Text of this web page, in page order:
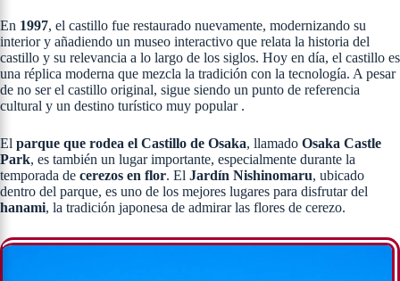
En 1997, el castillo fue restaurado nuevamente, modernizando su
interior y añadiendo un museo interactivo que relata la historia del
castillo y su relevancia a lo largo de los siglos. Hoy en día, el castillo es
una réplica moderna que mezcla la tradición con la tecnología. A pesar
de no ser el castillo original, sigue siendo un punto de referencia
cultural y un destino turístico muy popular .
El parque que rodea el Castillo de Osaka, llamado Osaka Castle
Park, es también un lugar importante, especialmente durante la
temporada de cerezos en flor. El Jardín Nishinomaru, ubicado
dentro del parque, es uno de los mejores lugares para disfrutar del
hanami, la tradición japonesa de admirar las flores de cerezo.